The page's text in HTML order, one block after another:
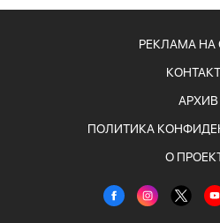
РЕКЛАМА НА
АРХИВ
ПОЛИТИКА
О